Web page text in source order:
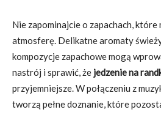
Nie zapominajcie o zapachach, które
atmosferę. Delikatne aromaty
kompozycje zapachowe mogą
nastrój i sprawić, że jedzenie na
przyjemniejsze. W połączeniu z
tworzą pełne doznanie, które